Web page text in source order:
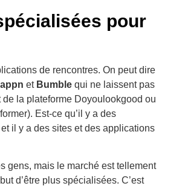
pour
de rencontres. On peut dire
et Bumble qui ne laissent pas
de la plateforme Doyoulookgood ou
Est-ce qu’il y a des
il y a des sites et des applications
gens, mais le marché est tellement
d’être plus spécialisées. C’est